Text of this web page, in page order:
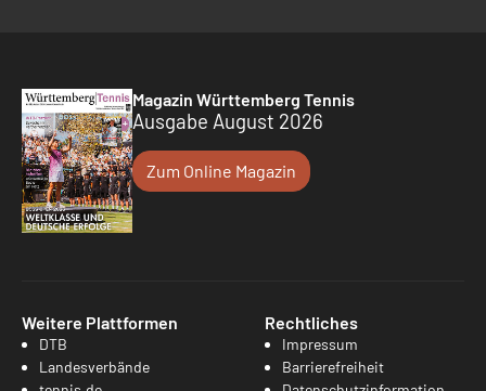
Magazin Württemberg Tennis
Ausgabe August 2026
Zum Online Magazin
Weitere Plattformen
DTB
Landesverbände
Rechtliches
Impressum
Barrierefreiheit